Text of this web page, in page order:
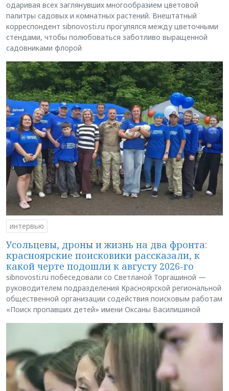
одаривая всех заглянувших многообразием цветовой
палитры садовых и комнатных растений. Внештатный
корреспондент sibnovosti.ru прогулялся между цветочными
стендами, чтобы полюбоваться заботливо выращенной
садовниками флорой
интервью
Усольцевы, дроны и жизнь на два фронта:
красноярские поисковики рассказали, к
какой черте подошли к августу 2026-го
sibnovosti.ru побеседовали со Светланой Торгашиной —
руководителем подразделения Красноярской региональной
общественной организации содействия поисковым работам
«Поиск пропавших детей» имени Оксаны Василишиной